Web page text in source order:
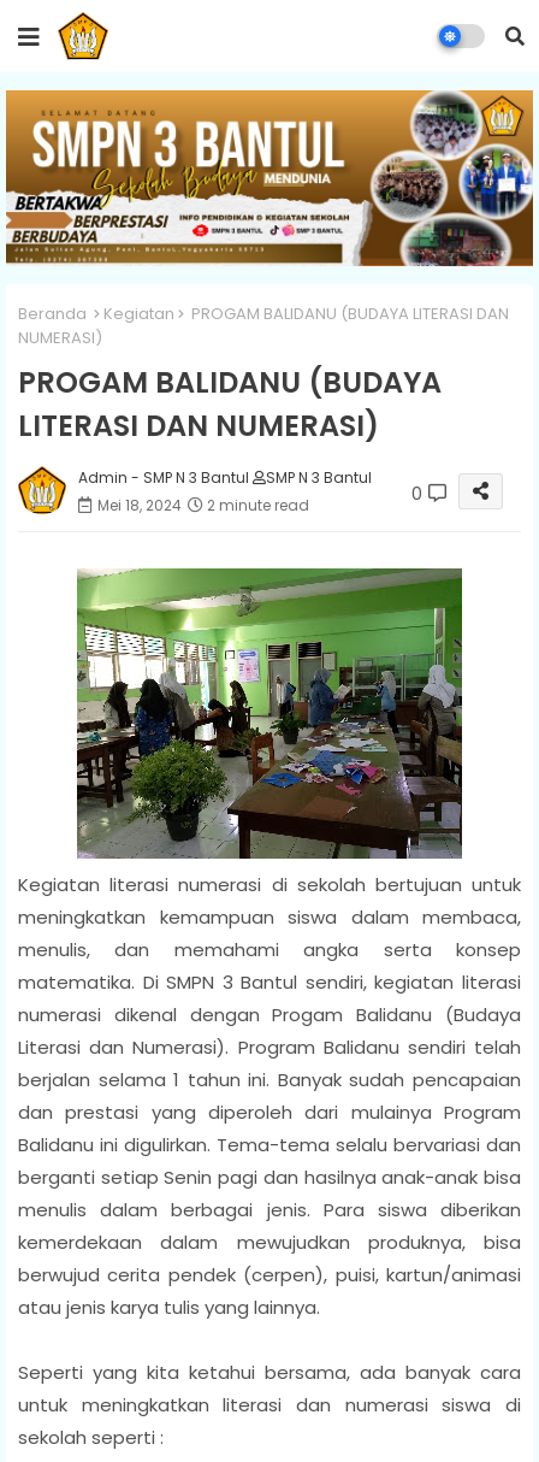
Beranda Kegiatan
PROGAM BALIDANU (BUDAYA LITERASI DAN
NUMERASI)
PROGAM BALIDANU (BUDAYA
LITERASI DAN NUMERASI)
Admin - SMP N 3 Bantul
SMP N 3 Bantul
Mei 18, 2024
2 minute read 0
Kegiatan literasi numerasi di sekolah bertujuan untuk
meningkatkan kemampuan siswa dalam membaca,
menulis, dan memahami angka serta konsep
matematika. Di SMPN 3 Bantul sendiri, kegiatan literasi
numerasi dikenal dengan Progam Balidanu (Budaya
Literasi dan Numerasi). Program Balidanu sendiri telah
berjalan selama 1 tahun ini. Banyak sudah pencapaian
dan prestasi yang diperoleh dari mulainya Program
Balidanu ini digulirkan. Tema-tema selalu bervariasi dan
berganti setiap Senin pagi dan hasilnya anak-anak bisa
menulis dalam berbagai jenis. Para siswa diberikan
kemerdekaan dalam mewujudkan produknya, bisa
berwujud cerita pendek (cerpen), puisi, kartun/animasi
atau jenis karya tulis yang lainnya.
Seperti yang kita ketahui bersama, ada banyak cara
untuk meningkatkan literasi dan numerasi siswa di
sekolah seperti :